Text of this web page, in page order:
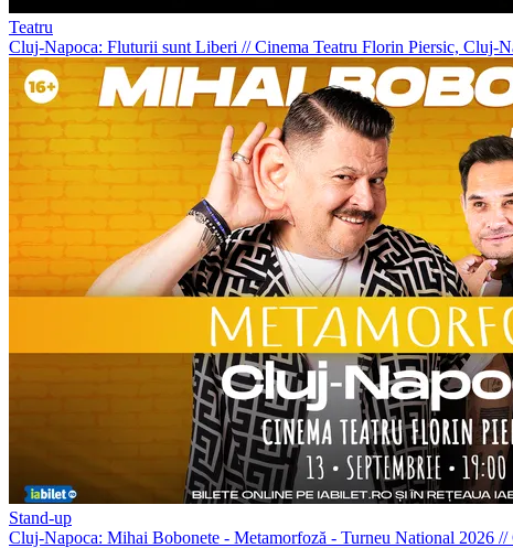
Teatru
Cluj-Napoca: Fluturii sunt Liberi //Cinema Teatru Florin Piersic, Cluj-
Stand-up
Cluj-Napoca: Mihai Bobonete - Metamorfoză - Turneu National 2026 //